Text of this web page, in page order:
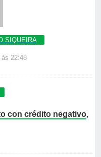
SIQUEIRA
às 22:48
con crédito negativo,